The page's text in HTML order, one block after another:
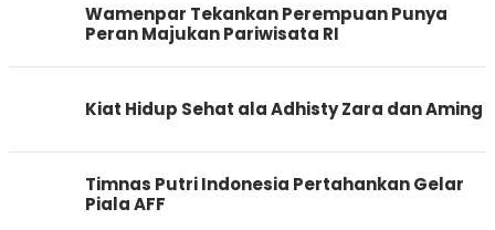
Wamenpar Tekankan Perempuan Punya
Peran Majukan Pariwisata RI
Kiat Hidup Sehat ala Adhisty Zara dan Aming
Timnas Putri Indonesia Pertahankan Gelar
Piala AFF